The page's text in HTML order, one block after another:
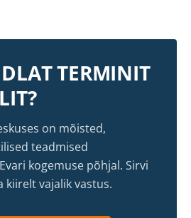
TERMINIT
on mõisted,
teadmised
kogemuse põhjal. Sirvi
kiirelt vajalik vastus.